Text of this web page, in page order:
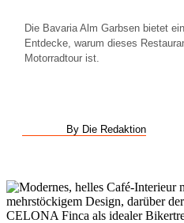
Die Bavaria Alm Garbsen bietet
Entdecke, warum dieses
Motorradtour ist.
By Die Redaktion